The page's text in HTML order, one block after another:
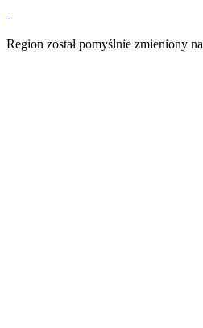
Region został pomyślnie zmieniony na